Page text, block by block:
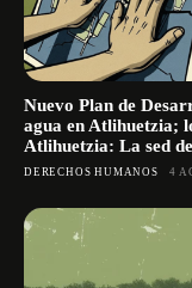
Nuevo Plan de
agua en Atlihuetzia;
Atlihuetzia: La sed
DERECHOS HUMANOS 4